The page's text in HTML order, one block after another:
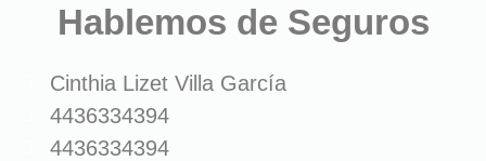
Hablemos de Seguros
Cinthia Lizet Villa García
4436334394
4436334394